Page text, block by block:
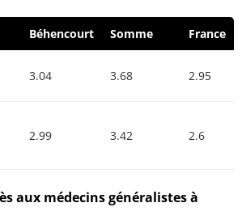
Béhencourt Somme France
3.04 3.68 2.95
2.99 3.42 2.6
aux médecins généralistes à